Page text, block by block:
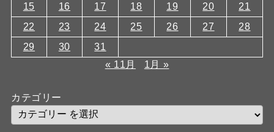
15
16 17 18 19 20
21
22
23 24 25 26 27
28
29
30
31
« 11月
1月 »
カテゴリー